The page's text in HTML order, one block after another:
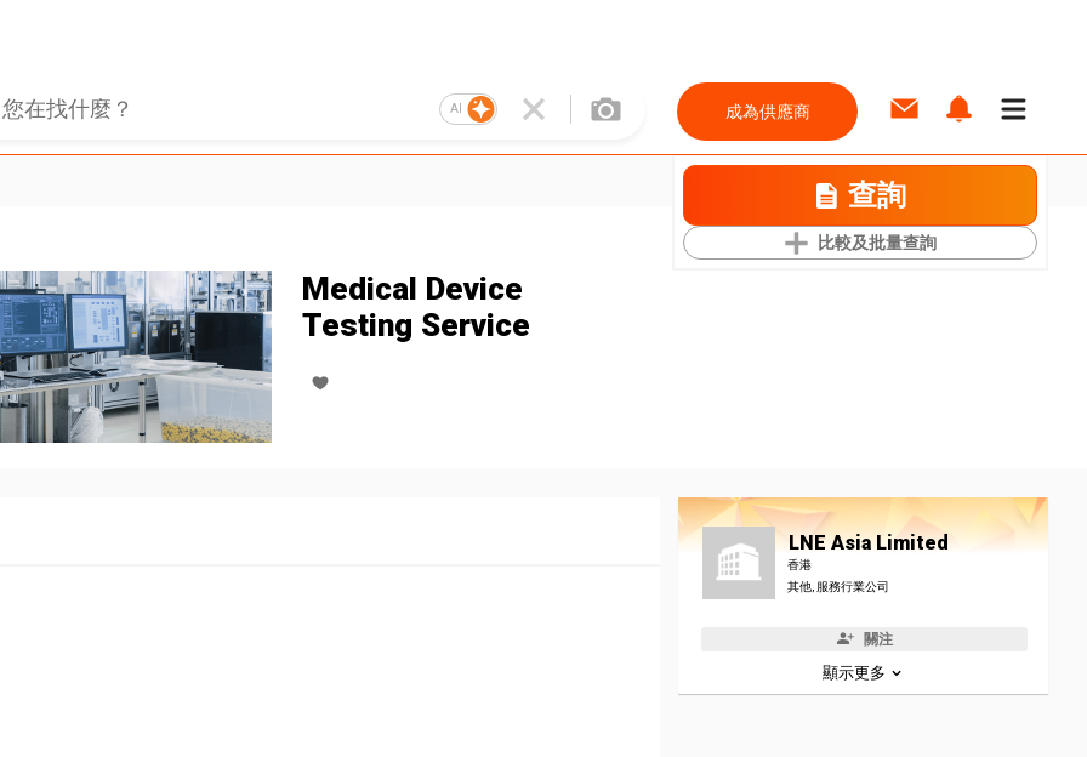
AI 成為供應商
查詢
比較及批量查詢
Medical Device
Testing Service
LNE Asia Limited
香港
其他, 服務行業公司
關注
顯示更多